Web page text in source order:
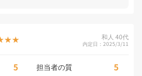
和人 40代
内定日：2025/3/11
5 担当者の質 5